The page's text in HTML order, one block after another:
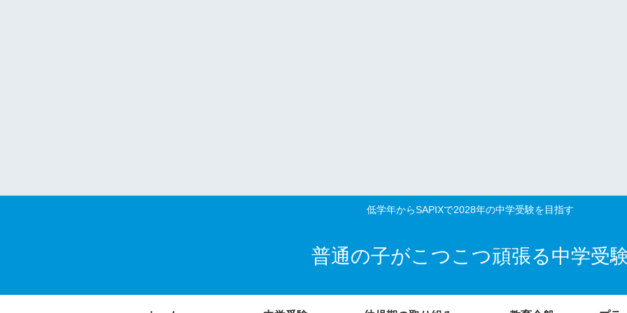
低学年からSAPIXで2028年の中学受験を目指す
普通の子がこつこつ頑張る中学受